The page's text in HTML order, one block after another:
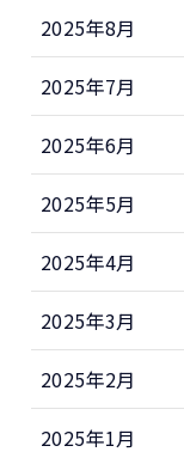
2025年8月
2025年7月
2025年6月
2025年5月
2025年4月
2025年3月
2025年2月
2025年1月